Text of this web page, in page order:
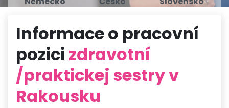
Informace o pracovní
pozici zdravotní
/praktickej sestry v
Rakousku